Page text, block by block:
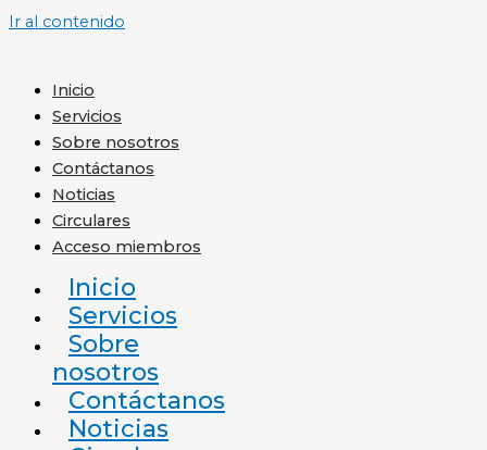
Ir al contenido
Inicio
Servicios
Sobre nosotros
Contáctanos
Noticias
Circulares
Acceso miembros
Inicio
Servicios
Sobre
nosotros
Contáctanos
Noticias